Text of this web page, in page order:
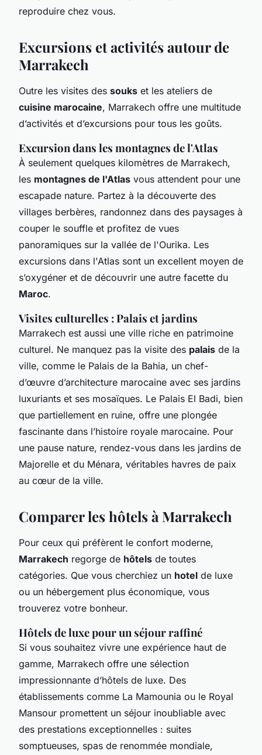
reproduire chez vous.
Excursions et activités autour de
Marrakech
Outre les visites des souks et les ateliers de
cuisine marocaine, Marrakech offre une multitude
d’activités et d’excursions pour tous les goûts.
Excursion dans les montagnes de l'Atlas
À seulement quelques kilomètres de Marrakech,
les montagnes de l'Atlas vous attendent pour une
escapade nature. Partez à la découverte des
villages berbères, randonnez dans des paysages à
couper le souffle et profitez de vues
panoramiques sur la vallée de l'Ourika. Les
excursions dans l'Atlas sont un excellent moyen de
s’oxygéner et de découvrir une autre facette du
Maroc.
Visites culturelles : Palais et jardins
Marrakech est aussi une ville riche en patrimoine
culturel. Ne manquez pas la visite des palais de la
ville, comme le Palais de la Bahia, un chef-
d’œuvre d’architecture marocaine avec ses jardins
luxuriants et ses mosaïques. Le Palais El Badi, bien
que partiellement en ruine, offre une plongée
fascinante dans l’histoire royale marocaine. Pour
une pause nature, rendez-vous dans les jardins de
Majorelle et du Ménara, véritables havres de paix
au cœur de la ville.
Comparer les hôtels à Marrakech
Pour ceux qui préfèrent le confort moderne,
Marrakech regorge de hôtels de toutes
catégories. Que vous cherchiez un hotel de luxe
ou un hébergement plus économique, vous
trouverez votre bonheur.
Hôtels de luxe pour un séjour raffiné
Si vous souhaitez vivre une expérience haut de
gamme, Marrakech offre une sélection
impressionnante d’hôtels de luxe. Des
établissements comme La Mamounia ou le Royal
Mansour promettent un séjour inoubliable avec
des prestations exceptionnelles : suites
somptueuses, spas de renommée mondiale,